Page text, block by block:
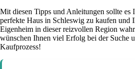
Mit diesen Tipps und Anleitungen sollte es
perfekte Haus in Schleswig zu kaufen und
Eigenheim in dieser reizvollen Region
wünschen Ihnen viel Erfolg bei der Suche
Kaufprozess!